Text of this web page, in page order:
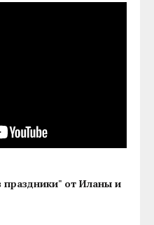
праздники" от Иланы и